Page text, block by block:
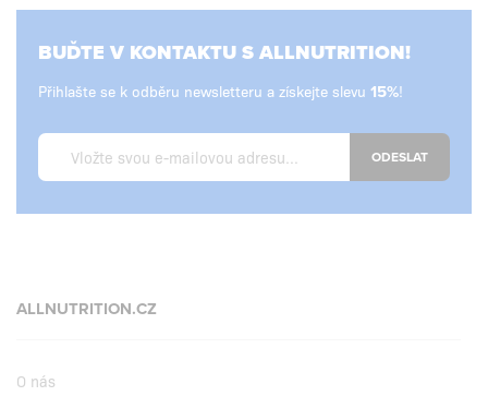
BUĎTE V KONTAKTU S ALLNUTRITION!
Přihlašte se k odběru newsletteru a získejte slevu !
ODESLAT
ALLNUTRITION.CZ
O nás